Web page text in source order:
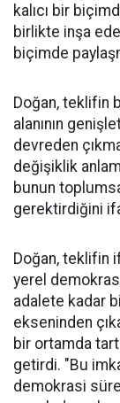
kalıcı bir
birlikte inşa
biçimde
Doğan, teklifin
alanının
devreden
değişiklik
bunun
gerektirdiğini
Doğan, teklifin
yerel
adalete kadar
ekseninden
bir ortamda
getirdi. "Bu
demokrasi